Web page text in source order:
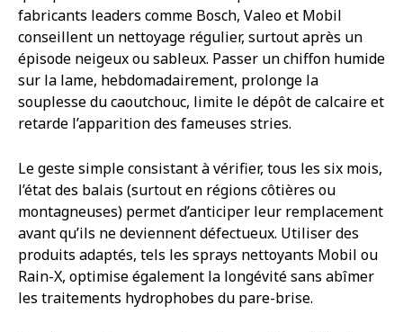
fabricants leaders comme Bosch, Valeo et Mobil
conseillent un nettoyage régulier, surtout après un
épisode neigeux ou sableux. Passer un chiffon humide
sur la lame, hebdomadairement, prolonge la
souplesse du caoutchouc, limite le dépôt de calcaire et
retarde l’apparition des fameuses stries.
Le geste simple consistant à vérifier, tous les six mois,
l’état des balais (surtout en régions côtières ou
montagneuses) permet d’anticiper leur remplacement
avant qu’ils ne deviennent défectueux. Utiliser des
produits adaptés, tels les sprays nettoyants Mobil ou
Rain-X, optimise également la longévité sans abîmer
les traitements hydrophobes du pare-brise.